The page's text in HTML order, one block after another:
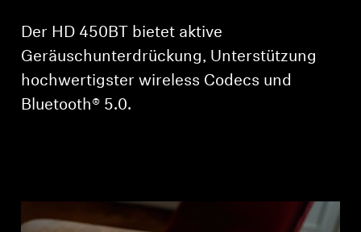
Der HD 450BT bietet aktive
Geräuschunterdrückung, Unterstützung
hochwertigster wireless Codecs und
Bluetooth® 5.0.